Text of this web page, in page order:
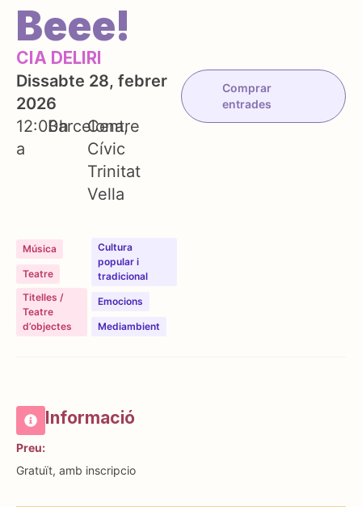
Beee!
CIA DELIRI
Dissabte 28, febrer
2026
12:00h
a
Barcelona
Centre
Cívic
Trinitat
Vella
Música
Teatre
Titelles /
Teatre
d’objectes
Cultura
popular i
tradicional
Emocions
Mediambient
Comprar
entrades
Informació
Preu:
Gratuït, amb inscripcio